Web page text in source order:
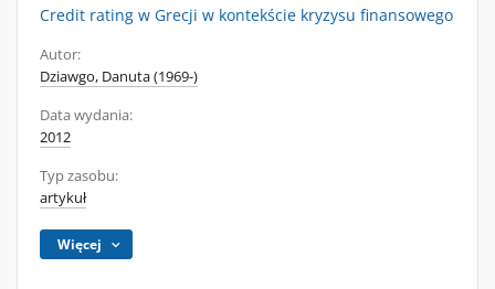
Credit rating w Grecji w kontekście kryzysu finansowego
Autor:
Dziawgo, Danuta (1969-)
Data wydania:
2012
Typ zasobu:
artykuł
Więcej